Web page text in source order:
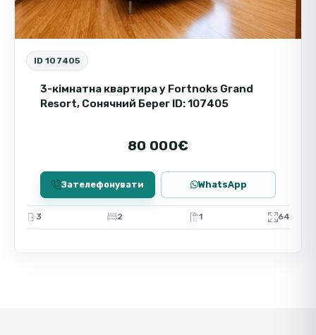
ID 107405
3-кімнатна квартира у Fortnoks Grand
Resort, Сонячний Берег ID: 107405
80 000€
Зателефонувати WhatsApp
3 2 1 64